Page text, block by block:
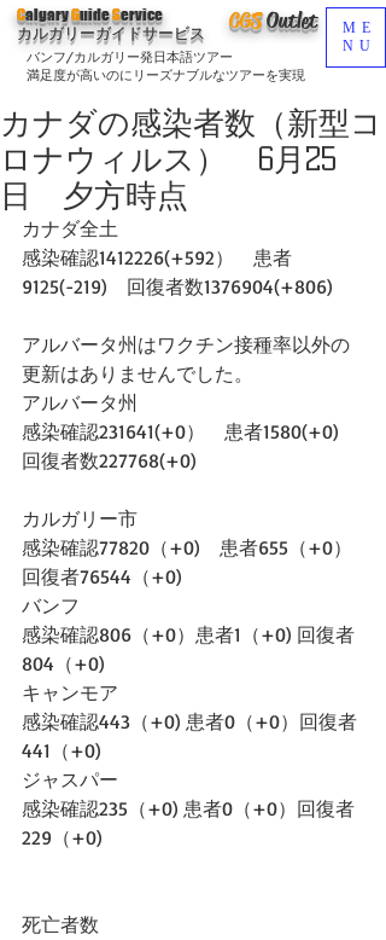
CGSOutlet
バンフ/カルガリー発日本語ツアー
満足度が高いのにリーズナブルなツアーを実現
CalgaryGuideService
カルガリーガイドサービス
ME
NU
カナダの感染者数（新型コ
ロナウィルス） 6月25
日 夕方時点
カナダ全土
感染確認1412226(+592）　患者
9125(-219)　回復者数1376904(+806)
アルバータ州はワクチン接種率以外の
更新はありませんでした。
アルバータ州
感染確認231641(+0）　患者1580(+0)
回復者数227768(+0)
カルガリー市
感染確認77820（+0)　患者655（+0）
回復者76544（+0)
バンフ
感染確認806（+0）患者1（+0) 回復者
804（+0)
キャンモア
感染確認443（+0) 患者0（+0）回復者
441（+0)
ジャスパー
感染確認235（+0) 患者0（+0）回復者
229（+0)
死亡者数